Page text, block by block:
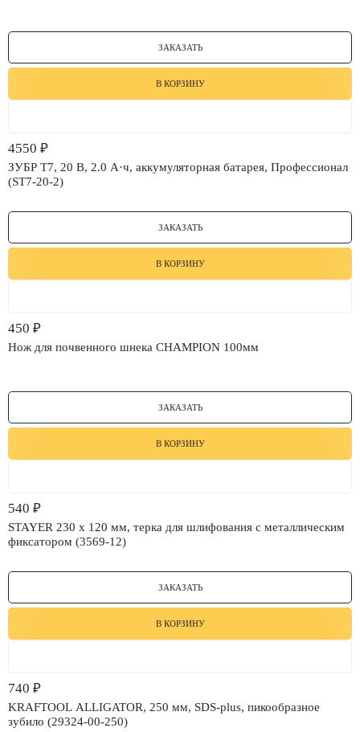
ЗАКАЗАТЬ
В КОРЗИНУ
4550 ₽
ЗУБР T7, 20 В, 2.0 А·ч, аккумуляторная батарея, Профессионал
(ST7-20-2)
ЗАКАЗАТЬ
В КОРЗИНУ
450 ₽
Нож для почвенного шнека CHAMPION 100мм
ЗАКАЗАТЬ
В КОРЗИНУ
540 ₽
STAYER 230 x 120 мм, терка для шлифования с металлическим
фиксатором (3569-12)
ЗАКАЗАТЬ
В КОРЗИНУ
740 ₽
KRAFTOOL ALLIGATOR, 250 мм, SDS-plus, пикообразное
зубило (29324-00-250)